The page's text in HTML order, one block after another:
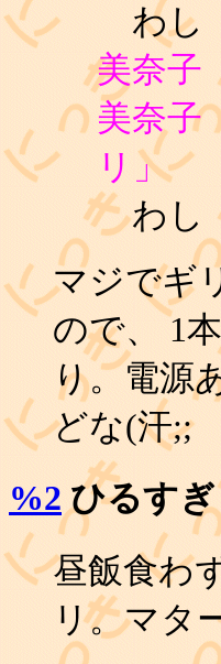
わし
美奈子
美奈子
リ」
わし「
マジでギ
ので、 1
り。電
どな(汗;;
%2 ひるすぎ
昼飯食わ
リ。マタ